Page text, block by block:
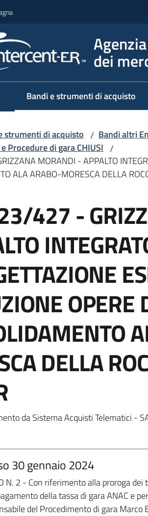
dei
Bandi e strumenti di acquisto
strumenti di acquisto / Bandi altri
Procedure di gara CHIUSI /
MORANDI - APPALTO
ALA ARABO-MORESCA DELLA
427 -
OPERE
DELLA
da Sistema Acquisti Telematici -
30 gennaio 2024
N. 2 - Con riferimento alla proroga
della tassa di gara ANAC e
del Procedimento di gara Marco